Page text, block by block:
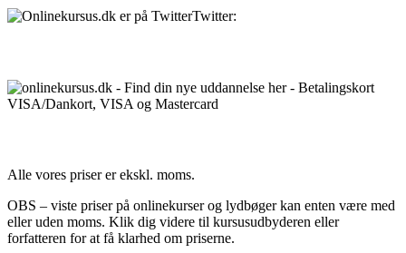
Twitter:
Alle vores priser er ekskl. moms.
OBS – viste priser på onlinekurser og lydbøger kan enten være med
eller uden moms. Klik dig videre til kursusudbyderen eller
forfatteren for at få klarhed om priserne.